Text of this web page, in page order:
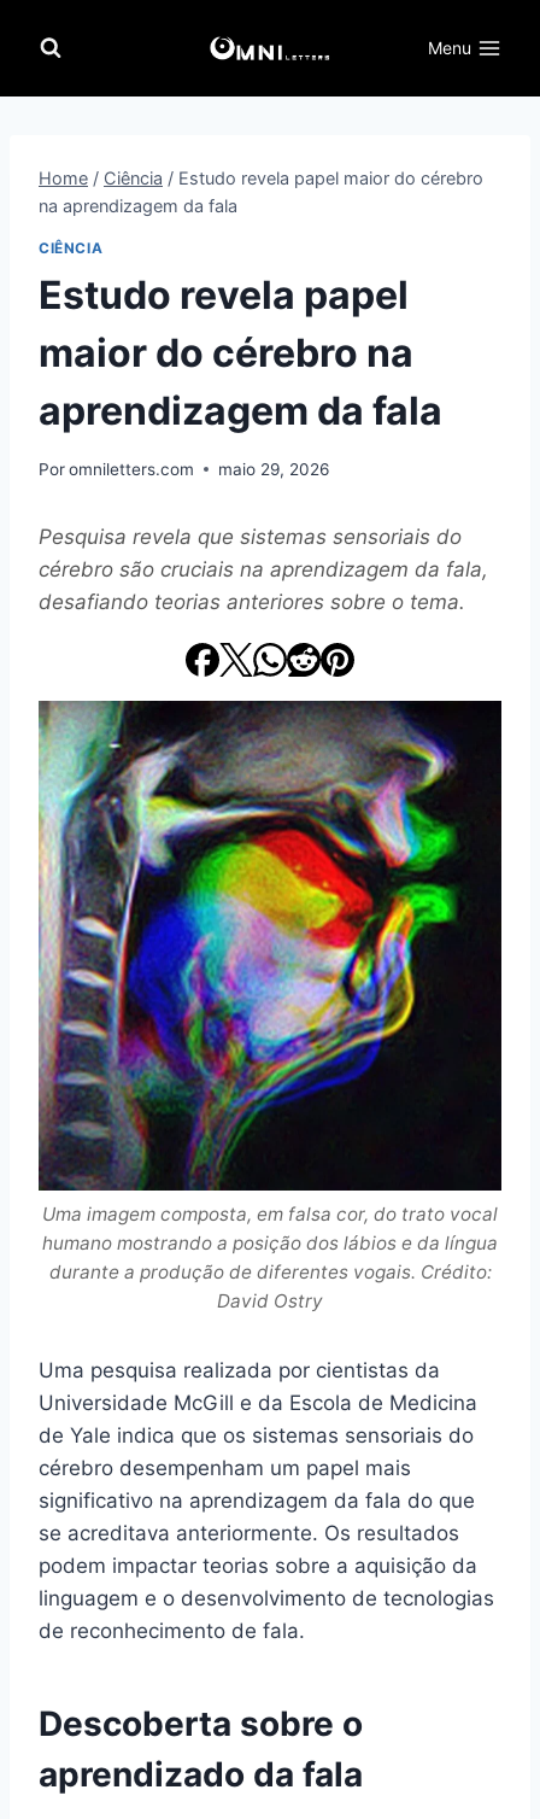
para
Menu
Home / Ciência / Estudo revela papel maior do cérebro
na aprendizagem da fala
CIÊNCIA
Estudo revela papel
maior do cérebro na
aprendizagem da fala
Poromniletters.com maio 29, 2026
Pesquisa revela que sistemas sensoriais do
cérebro são cruciais na aprendizagem da fala,
desafiando teorias anteriores sobre o tema.
Uma imagem composta, em falsa cor, do trato vocal
humano mostrando a posição dos lábios e da língua
durante a produção de diferentes vogais. Crédito:
David Ostry
Uma pesquisa realizada por cientistas da
Universidade McGill e da Escola de Medicina
de Yale indica que os sistemas sensoriais do
cérebro desempenham um papel mais
significativo na aprendizagem da fala do que
se acreditava anteriormente. Os resultados
podem impactar teorias sobre a aquisição da
linguagem e o desenvolvimento de tecnologias
de reconhecimento de fala.
Descoberta sobre o
aprendizado da fala